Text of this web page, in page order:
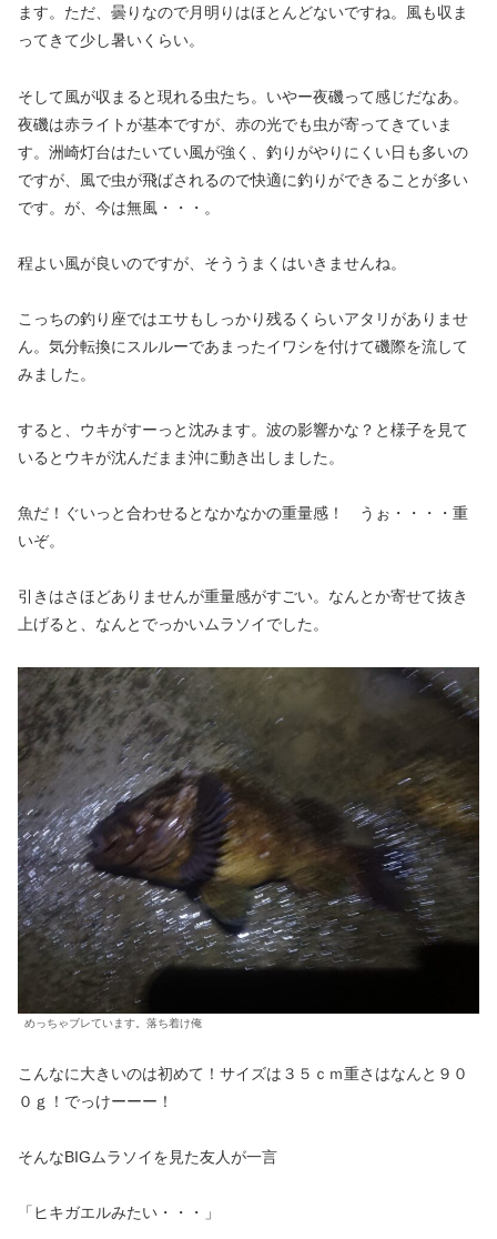
ます。ただ、曇りなので月明りはほとんどないですね。風も収ま
ってきて少し暑いくらい。
そして風が収まると現れる虫たち。いやー夜磯って感じだなあ。
夜磯は赤ライトが基本ですが、赤の光でも虫が寄ってきていま
す。洲崎灯台はたいてい風が強く、釣りがやりにくい日も多いの
ですが、風で虫が飛ばされるので快適に釣りができることが多い
です。が、今は無風・・・。
程よい風が良いのですが、そううまくはいきませんね。
こっちの釣り座ではエサもしっかり残るくらいアタリがありませ
ん。気分転換にスルルーであまったイワシを付けて磯際を流して
みました。
すると、ウキがすーっと沈みます。波の影響かな？と様子を見て
いるとウキが沈んだまま沖に動き出しました。
魚だ！ぐいっと合わせるとなかなかの重量感！ うぉ・・・・重
いぞ。
引きはさほどありませんが重量感がすごい。なんとか寄せて抜き
上げると、なんとでっかいムラソイでした。
めっちゃブレています。落ち着け俺
こんなに大きいのは初めて！サイズは３５ｃｍ重さはなんと９０
０ｇ！でっけーーー！
そんなBIGムラソイを見た友人が一言
「ヒキガエルみたい・・・」